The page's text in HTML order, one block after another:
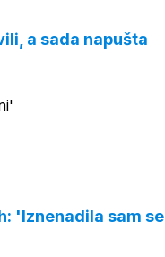
a sada napušta
'Iznenadila sam se